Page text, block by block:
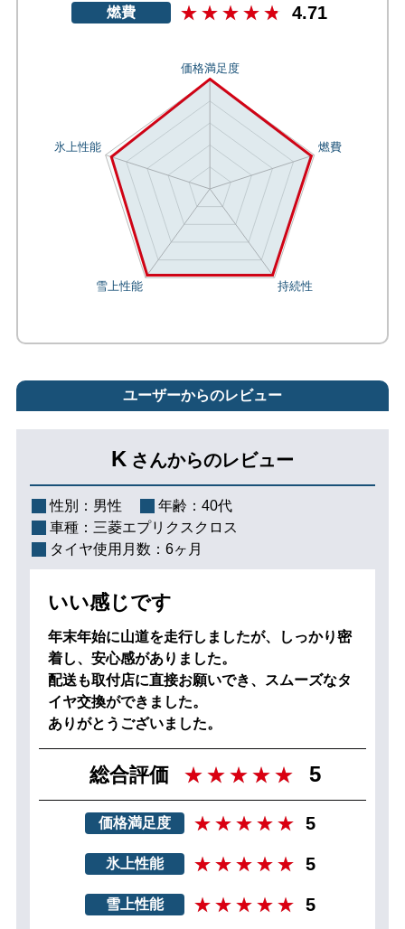
燃費 4.71
ユーザーからのレビュー
K さんからのレビュー
性別： 男性 年齢： 40代
車種： 三菱エプリクスクロス
タイヤ使用月数： 6ヶ月
いい感じです
年末年始に山道を走行しましたが、しっかり密
着し、安心感がありました。
配送も取付店に直接お願いでき、スムーズなタ
イヤ交換ができました。
ありがとうございました。
総合評価 5
価格満足度 5
氷上性能 5
雪上性能 5